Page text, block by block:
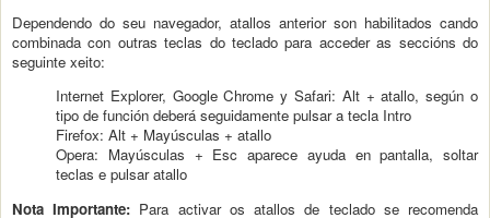
Dependendo do seu navegador, atallos anterior son habilitados cando
combinada con outras teclas do teclado para acceder as seccións do
seguinte xeito:
Internet Explorer, Google Chrome y Safari: Alt + atallo, según o
tipo de función deberá seguidamente pulsar a tecla Intro
Firefox: Alt + Mayúsculas + atallo
Opera: Mayúsculas + Esc aparece ayuda en pantalla, soltar
teclas e pulsar atallo
Nota Importante: Para activar os atallos de teclado se recomenda